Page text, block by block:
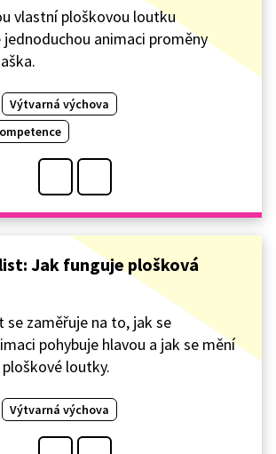
vlastní ploškovou loutku
animaci proměny
Výtvarná výchova
Jak funguje plošková
se zaměřuje na to, jak se
pohybuje hlavou a jak se mění
loutky.
Výtvarná výchova